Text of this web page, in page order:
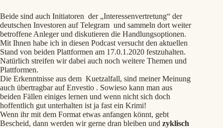
Beide sind auch Initiatoren der „Interessenvertretung“ der
deutschen Investoren auf Telegram und sammeln dort weiter
betroffene Anleger und diskutieren die Handlungsoptionen.
Mit Ihnen habe ich in diesen Podcast versucht den aktuellen
Stand von beiden Plattformen am 17.0.1.2020 festzuhalten.
Natürlich streifen wir dabei auch noch weitere Themen und
Plattformen.
Die Erkenntnisse aus dem Kuetzalfall, sind meiner Meinung
auch übertragbar auf Envestio . Sowieso kann man aus
beiden Fällen einiges lernen und wenn nicht sich doch
hoffentlich gut unterhalten ist ja fast ein Krimi!
Wenn ihr mit dem Format etwas anfangen könnt, gebt
Bescheid, dann werden wir gerne dran bleiben und zyklisch